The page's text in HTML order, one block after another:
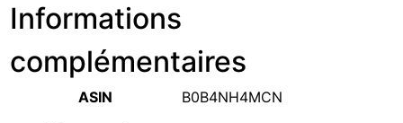
Informations
complémentaires
ASIN
B0B4NH4MCN